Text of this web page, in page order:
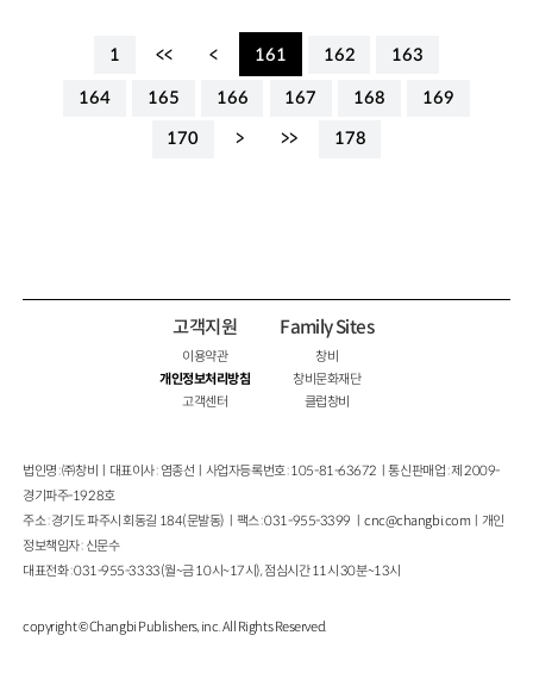
1 << < 161 162 163
164 165 166 167 168
169
170
> >> 178
고객지원
이용약관
개인정보처리방침
고객센터
Family Sites
창비
창비문화재단
클럽창비
법인명 : ㈜창비ㅣ대표이사 : 염종선ㅣ사업자등록번호 : 105-81-63672ㅣ통신판매업 : 제 2009-
경기파주-1928호
주소 : 경기도 파주시 회동길 184(문발동)ㅣ팩스 : 031-955-3399 ㅣcnc@changbi.com ㅣ개인
정보책임자 : 신문수
대표전화 : 031-955-3333(월~금 10시~17시), 점심시간 11시 30분~13시
copyright © Changbi Publishers, inc. All Rights Reserved.